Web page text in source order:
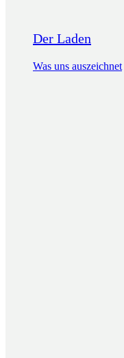
Der Laden
Was uns auszeichnet